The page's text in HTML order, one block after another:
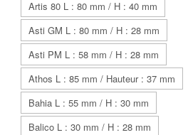
Artis 80 L : 80 mm / H : 40 mm
Asti GM L : 80 mm / H : 28 mm
Asti PM L : 58 mm / H : 28 mm
Athos L : 85 mm / Hauteur : 37 mm
Bahia L : 55 mm / H : 30 mm
Balico L : 30 mm / H : 28 mm